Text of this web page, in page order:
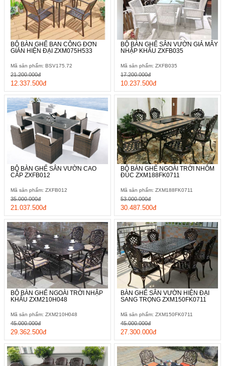
BỘ BÀN GHẾ BAN CÔNG ĐƠN
GIẢN HIỆN ĐẠI ZXM075H533
Mã sản phẩm: BSV175.72
12.337.500đ
21.200.000đ
BỘ BÀN GHẾ SÂN VƯỜN GIẢ MÂY
NHẬP KHẨU ZXFB035
Mã sản phẩm: ZXFB035
10.237.500đ
17.200.000đ
BỘ BÀN GHẾ SÂN VƯỜN CAO
CẤP ZXFB012
Mã sản phẩm: ZXFB012
21.037.500đ
35.000.000đ
BỘ BÀN GHẾ NGOÀI TRỜI NHÔM
ĐÚC ZXM188FK0711
Mã sản phẩm: ZXM188FK0711
30.487.500đ
53.000.000đ
BỘ BÀN GHẾ NGOÀI TRỜI NHẬP
KHẨU ZXM210H048
Mã sản phẩm: ZXM210H048
29.362.500đ
45.000.000đ
BÀN GHẾ SÂN VƯỜN HIỆN ĐẠI
SANG TRỌNG ZXM150FK0711
Mã sản phẩm: ZXM150FK0711
27.300.000đ
45.000.000đ